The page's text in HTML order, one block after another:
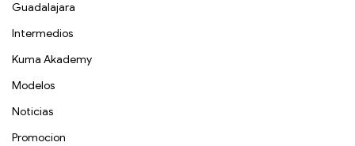
Guadalajara
Intermedios
Kuma Akademy
Modelos
Noticias
Promocion